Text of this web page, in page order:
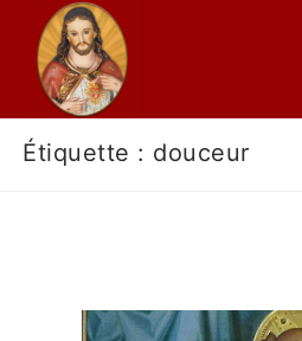
Étiquette : douceur